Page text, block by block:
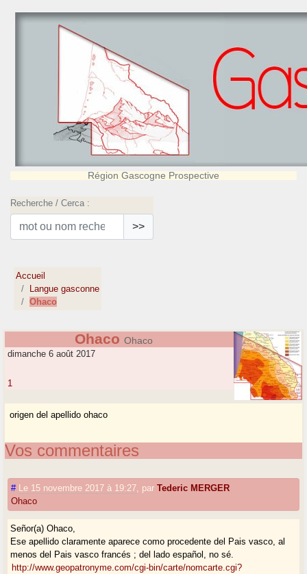
Région Gascogne Prospective
Recherche / Cerca :
>>
Accueil
Langue gasconne
Ohaco
Ohaco Ohaco
dimanche 6 août 2017
1
origen del apellido ohaco
Vos commentaires
# Le 15 novembre 2017 à 19:27 parTederic MERGER
Ohaco
Señor(a) Ohaco,
Ese apellido claramente aparece como procedente del Pais vasco, al
menos del Pais vasco francés ; del lado español, no sé.
http://www.geopatronyme.com/cgi-bin/carte/nomcarte.cgi?